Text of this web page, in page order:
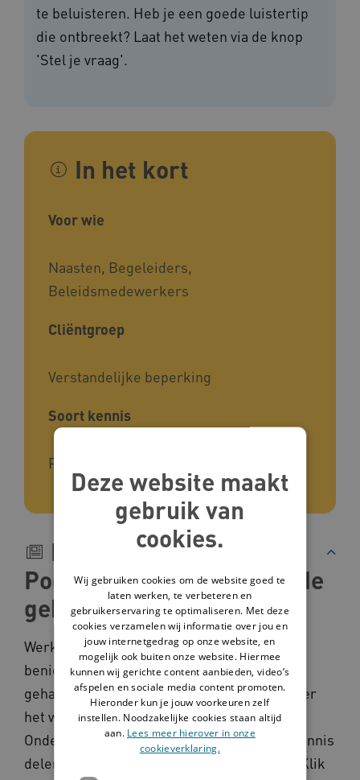
te beluisteren. Heb je een goede luistertip
die ontbreekt? Laat het weten via de knop
'Stel je vraag'.
In het kort
Voor wie
Naasten, Begeleiders,
Beleidsmedewerkers
Cliëntgroep
Verstandelijke beperking
Soort kennis
Praktijk
Beschrijving
Podcasts over werken in de
gehandicaptenzorg
Werk je in de gehandicaptenzorg of ben je
benieuwd naar het werk in de
gehandicaptenzorg? Deze podcasts gaan over
het werken in de gehandicaptenzorg.
Onderwerpen die je kunt verwachten zijn kennis
delen en leren door (andermans) ervaring. Klik
Deze website maakt
gebruik van
cookies.
Wij gebruiken cookies om de website goed te
laten werken, te verbeteren en
gebruikerservaring te optimaliseren. Met deze
cookies verzamelen wij informatie over jou en
jouw internetgedrag op onze website, en
mogelijk ook buiten onze website. Hiermee
kunnen wij gerichte content aanbieden, video’s
afspelen en sociale media content promoten.
Hieronder kun je jouw voorkeuren zelf
instellen. Noodzakelijke cookies staan altijd
aan. Lees meer hierover in onze
cookieverklaring.